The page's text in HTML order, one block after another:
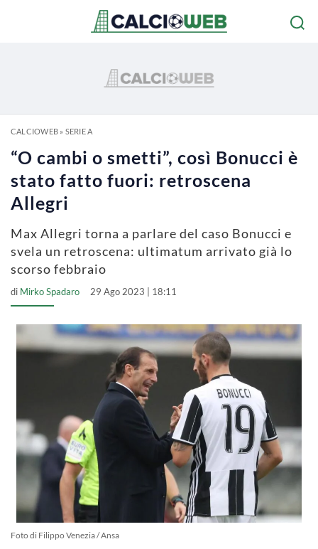
CALCIOWEB» SERIE A
“O cambi o smetti”, così Bonucci è
stato fatto fuori: retroscena
Allegri
Max Allegri torna a parlare del caso Bonucci e
svela un retroscena: ultimatum arrivato già lo
scorso febbraio
di Mirko Spadaro 29 Ago 2023 | 18:11
Foto di Filippo Venezia / Ansa